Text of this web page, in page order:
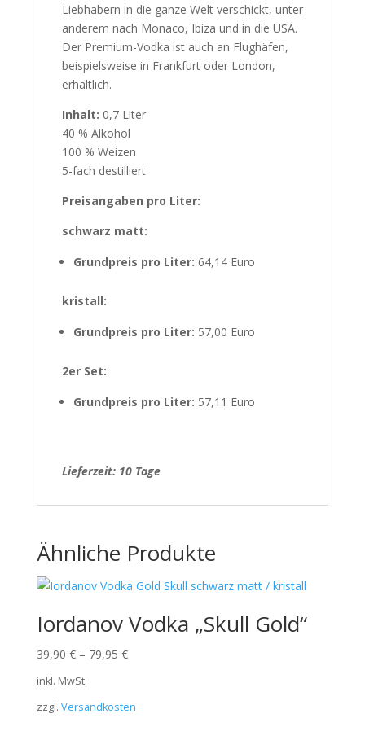
Liebhabern in die ganze Welt verschickt, unter
anderem nach Monaco, Ibiza und in die USA.
Der Premium-Vodka ist auch an Flughäfen,
beispielsweise in Frankfurt oder London,
erhältlich.
Inhalt: 0,7 Liter
40 % Alkohol
100 % Weizen
5-fach destilliert
Preisangaben pro Liter:
schwarz matt:
Grundpreis pro Liter: 64,14 Euro
kristall:
Grundpreis pro Liter: 57,00 Euro
2er Set:
Grundpreis pro Liter: 57,11 Euro
Lieferzeit: 10 Tage
Ähnliche Produkte
Iordanov Vodka „Skull Gold“
39,90 €– 79,95 €
inkl. MwSt.
zzgl. Versandkosten